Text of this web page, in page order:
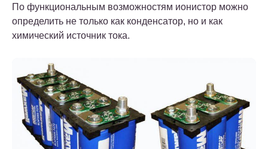
По функциональным возможностям ионистор можно
определить не только как конденсатор, но и как
химический источник тока.